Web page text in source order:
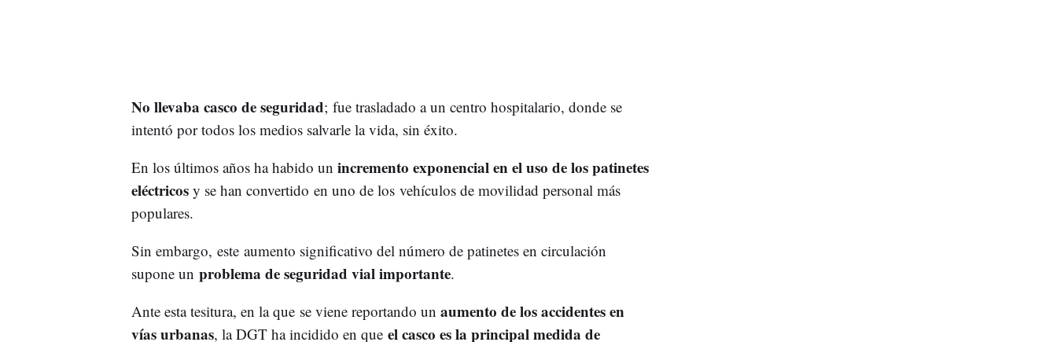
No llevaba casco de seguridad; fue trasladado a un centro hospitalario, donde se
intentó por todos los medios salvarle la vida, sin éxito.
En los últimos años ha habido un incremento exponencial en el uso de los patinetes
eléctricos y se han convertido en uno de los vehículos de movilidad personal más
populares.
Sin embargo, este aumento significativo del número de patinetes en circulación
supone un problema de seguridad vial importante.
Ante esta tesitura, en la que se viene reportando un aumento de los accidentes en
vías urbanas, la DGT ha incidido en que el casco es la principal medida de